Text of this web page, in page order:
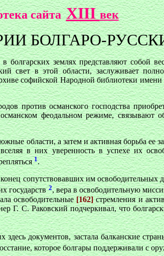
сайта XIIIвек
БОЛГАРО-
болгарских землях представляют собой
в этой области, заслуживает
софийской Народной библиотеки
против османского господства
феодальном режиме,
области, а затем и активная борьба ее
в них уверенность в успехе их
1.
сопутствовавших им
государств2, вера в освободительную
освободительные [162] стремления и
Г. С. Раковский подчеркивал, что
документов, застала балканские
которое болгары поддерживали с